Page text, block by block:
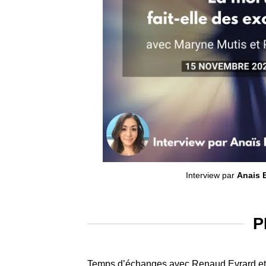
Interview par Anais
Temps d’échanges avec Renaud Evrard